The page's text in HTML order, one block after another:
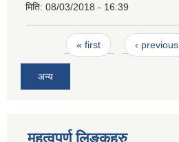
मिति: 08/03/2018 - 16:39
Pages« first ‹ previous
अन्य
महत्वपुर्ण लिङ्कहरु